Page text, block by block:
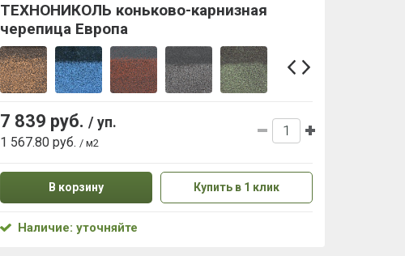
ТЕХНОНИКОЛЬ коньково-карнизная
черепица Европа
7 839 руб. / уп.
1 567.80 руб. / м2
В корзину Купить в 1 клик
Наличие: уточняйте